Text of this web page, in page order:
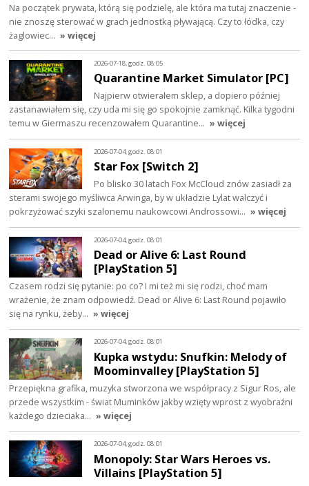
Na początek prywata, którą się podzielę, ale która ma tutaj znaczenie -
nie znoszę sterować w grach jednostką pływającą. Czy to łódka, czy
żaglowiec… » więcej
2026-07-18, godz. 08:05
Quarantine Market Simulator [PC]
Najpierw otwierałem sklep, a dopiero później
zastanawiałem się, czy uda mi się go spokojnie zamknąć. Kilka tygodni
temu w Giermaszu recenzowałem Quarantine… » więcej
2026-07-04, godz. 08:01
Star Fox [Switch 2]
Po blisko 30 latach Fox McCloud znów zasiadł za
sterami swojego myśliwca Arwinga, by w układzie Lylat walczyć i
pokrzyżować szyki szalonemu naukowcowi Androssowi… » więcej
2026-07-04, godz. 08:01
Dead or Alive 6: Last Round
[PlayStation 5]
Czasem rodzi się pytanie: po co? I mi też mi się rodzi, choć mam
wrażenie, że znam odpowiedź. Dead or Alive 6: Last Round pojawiło
się na rynku, żeby… » więcej
2026-07-04, godz. 08:01
Kupka wstydu: Snufkin: Melody of
Moominvalley [PlayStation 5]
Przepiękna grafika, muzyka stworzona we współpracy z Sigur Ros, ale
przede wszystkim - świat Muminków jakby wzięty wprost z wyobraźni
każdego dzieciaka… » więcej
2026-07-04, godz. 08:01
Monopoly: Star Wars Heroes vs.
Villains [PlayStation 5]